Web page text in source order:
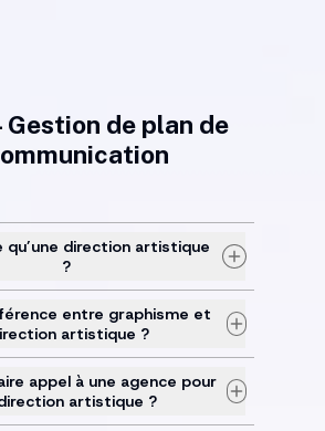
Gestion de plan de
qu’une direction artistique
?
entre graphisme et
artistique ?
appel à une agence pour
artistique ?